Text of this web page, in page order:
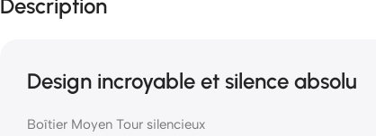
Description
Design incroyable et silence absolu
Boîtier Moyen Tour silencieux